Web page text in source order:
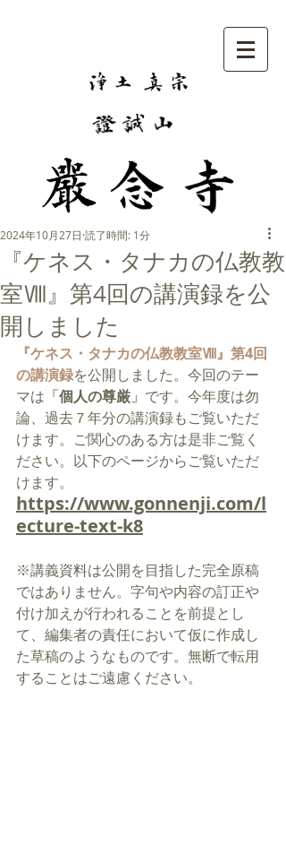
『ケネス・タナカの仏教教
室Ⅷ』第4回の講演録を公
開しました
2024年10月27日 読了時間: 1分
『ケネス・タナカの仏教教室Ⅷ』第4回
の講演録を公開しました。今回のテー
マは 「個人の尊厳 」 です。今年度は勿
論、過去７年分の講演録もご覧いただ
けます。ご関心のある方は是非ご覧く
ださい。以下のページからご覧いただ
けます。
https://www.gonnenji.com/l
ecture-text-k8
※講義資料は公開を目指した完全原稿
ではありません。字句や内容の訂正や
付け加えが行われることを前提とし
て、編集者の責任において仮に作成し
た草稿のようなものです。無断で転用
することはご遠慮ください。